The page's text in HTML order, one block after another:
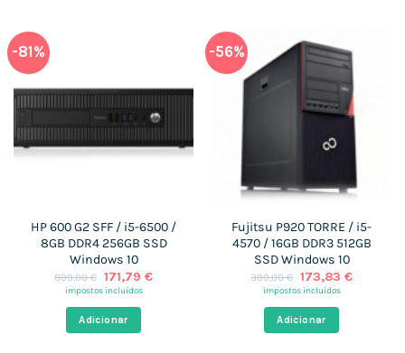
-81%
HP 600 G2 SFF / i5-6500 /
8GB DDR4 256GB SSD
Windows 10
899,00€ O
preço
era:
899,00 €.
171,79 €O
impostos incluídos
Adicionar
-56%
Fujitsu P920 TORRE / i5-
4570 / 16GB DDR3 512GB
SSD Windows 10
399,00€ O
preço
era:
399,00 €.
173,83 €O
impostos incluídos
Adicionar